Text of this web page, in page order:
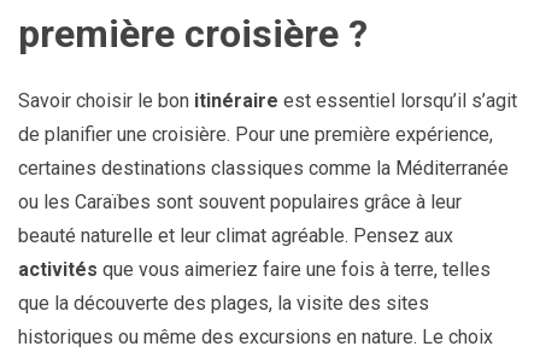
première croisière ?
Savoir choisir le bon itinéraire est essentiel lorsqu’il s’agit
de planifier une croisière. Pour une première expérience,
certaines destinations classiques comme la Méditerranée
ou les Caraïbes sont souvent populaires grâce à leur
beauté naturelle et leur climat agréable. Pensez aux
activités que vous aimeriez faire une fois à terre, telles
que la découverte des plages, la visite des sites
historiques ou même des excursions en nature. Le choix